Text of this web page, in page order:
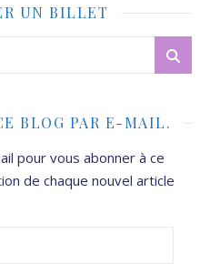
UN BILLET
BLOG PAR E-MAIL.
pour vous abonner à ce
de chaque nouvel article